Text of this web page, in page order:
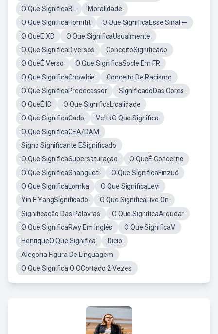
O Que SignificaBL
Moralidade
O Que SignificaHomitit
O Que SignificaEsse Sinal ⊢
O QueE XD
O Que SignificaUsualmente
O Que SignificaDiversos
ConceitoSignificado
O QueÉ Verso
O Que SignificaSocle Em FR
O Que SignificaChowbie
Conceito De Racismo
O Que SignificaPredecessor
SignificadoDas Cores
O QueÉ ID
O Que SignificaLicalidade
O Que SignificaCadb
VeltaO Que Significa
O Que SignificaCEA/DAM
Signo Significante ESignificado
O Que SignificaSupersaturaçao
O QueÉ Concerne
O Que SignificaShangueti
O Que SignificaFinzuê
O Que SignificaLomka
O Que SignificaLevi
Yin E YangSignificado
O Que SignificaLive On
Significação Das Palavras
O Que SignificaArquear
O Que SignificaRwy Em Inglês
O Que SignificaV
HenriqueO Que Significa
Dicio
Alegoria Figura De Linguagem
O Que Significa O OCortado 2 Vezes